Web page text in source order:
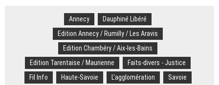
J’étais
en
état
de
choc
absolu
Annecy
Dauphiné Libéré
Edition Annecy / Rumilly / Les Aravis
Edition Chambéry / Aix-les-Bains
Edition Tarentaise / Maurienne
Faits-divers - Justice
Fil Info
Haute-Savoie L'agglomération
Savoie